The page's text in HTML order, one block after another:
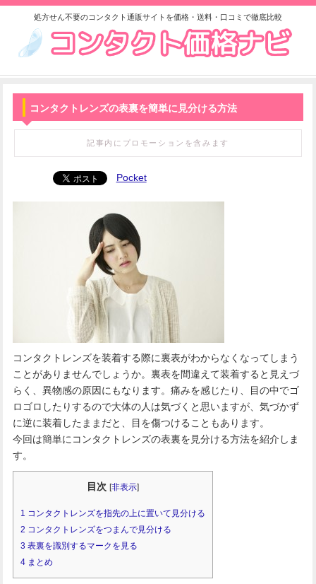
処方せん不要のコンタクト通販サイトを価格・送料・口コミで徹底比較
コンタクトレンズの表裏を簡単に見分ける方法
記事内にプロモーションを含みます
Pocket
コンタクトレンズを装着する際に裏表がわからなくなってしまう
ことがありませんでしょうか。裏表を間違えて装着すると見えづ
らく、異物感の原因にもなります。痛みを感じたり、目の中でゴ
ロゴロしたりするので大体の人は気づくと思いますが、気づかず
に逆に装着したままだと、目を傷つけることもあります。
今回は簡単にコンタクトレンズの表裏を見分ける方法を紹介しま
す。
目次 [非表示]
1 コンタクトレンズを指先の上に置いて見分ける
2 コンタクトレンズをつまんで見分ける
3 表裏を識別するマークを見る
4まとめ